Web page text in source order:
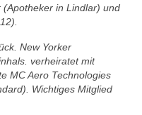
in Lindlar) und
New Yorker
verheiratet mit
MC Aero Technologies
Wichtiges Mitglied